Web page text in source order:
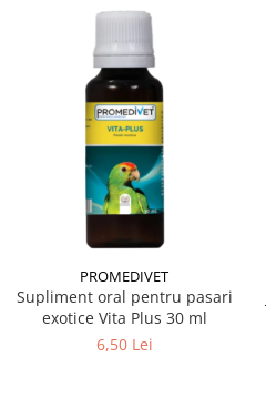
PROMEDIVET
Supliment oral pentru pasari
exotice Vita Plus 30 ml
6,50 Lei